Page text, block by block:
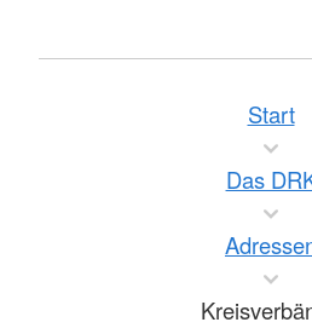
Start
Das